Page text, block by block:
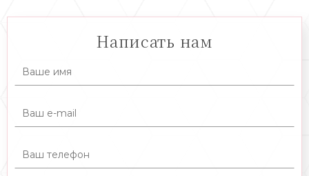
Написать нам